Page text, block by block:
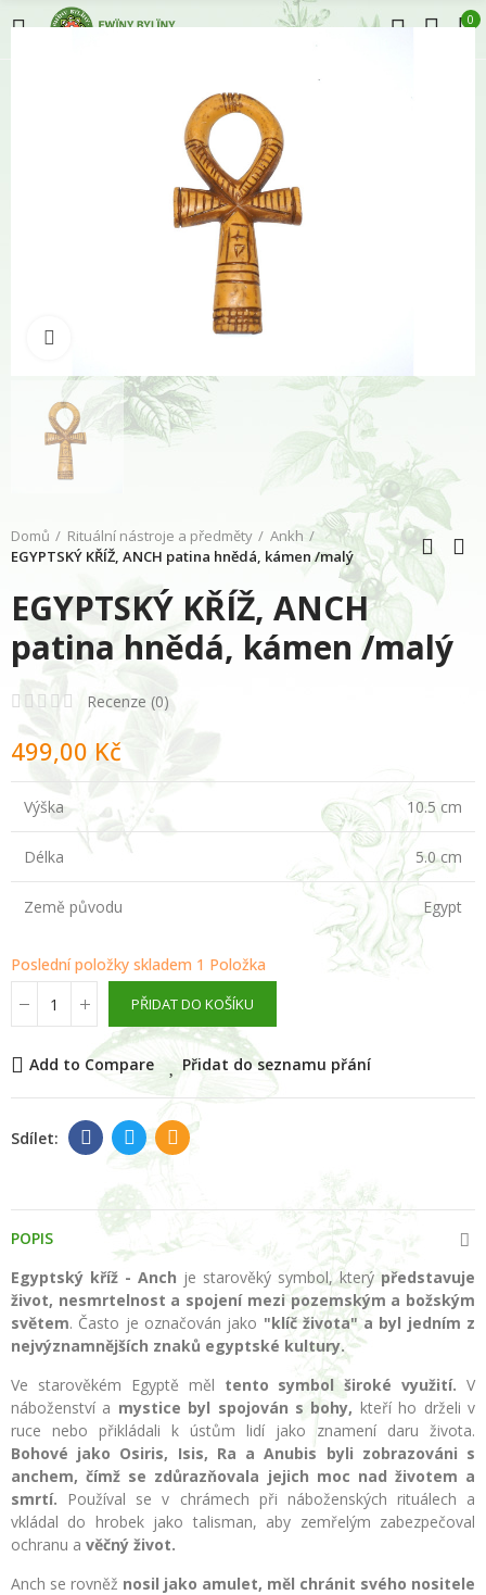
0
Domů Rituální nástroje a předměty
Ankh
EGYPTSKÝ KŘÍŽ, ANCH patina hnědá, kámen /malý
EGYPTSKÝ KŘÍŽ, ANCH
patina hnědá, kámen /malý
Recenze (0)
499,00 Kč
Výška 10.5 cm
Délka 5.0 cm
Země původu Egypt
Poslední položky skladem 1 Položka
PŘIDAT DO KOŠÍKU
Add to Compare Přidat do seznamu přání
POPIS
Egyptský kříž - Anch je starověký symbol, který představuje
život, nesmrtelnost a spojení mezi pozemským a božským
světem. Často je označován jako "klíč života" a byl jedním z
nejvýznamnějších znaků egyptské kultury.
Ve starověkém Egyptě měl tento symbol široké využití. V
náboženství a mystice byl spojován s bohy, kteří ho drželi v
ruce nebo přikládali k ústům lidí jako znamení daru života.
Bohové jako Osiris, Isis, Ra a Anubis byli zobrazováni s
anchem, čímž se zdůrazňovala jejich moc nad životem a
smrtí. Používal se v chrámech při náboženských rituálech a
vkládal do hrobek jako talisman, aby zemřelým zabezpečoval
ochranu a věčný život.
Anch se rovněž nosil jako amulet, měl chránit svého nositele